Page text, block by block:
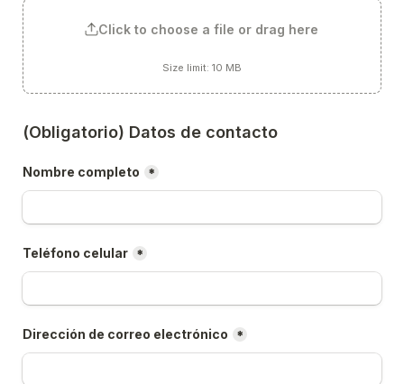
Click to choose a file or drag here
Size limit: 10 MB
(Obligatorio) Datos de contacto
Nombre completo *
Teléfono celular *
Dirección de correo electrónico *